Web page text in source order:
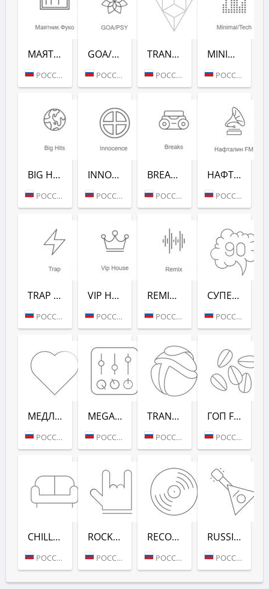
МАЯТНИК ФУКО (РАДИО РЕКОРД)
РОССИЯ (МОСКВА)
GOA/PSY (РАДИО РЕКОРД)
РОССИЯ (МОСКВА)
TRANCE CLASSICS (РАДИО РЕКОРД)
РОССИЯ (МОСКВА)
MINIMAL/TECH (РАДИО РЕКОРД)
РОССИЯ (МОСКВА)
BIG HITS (РАДИО РЕКОРД)
РОССИЯ (МОСКВА)
INNOCENCE (РАДИО РЕКОРД)
РОССИЯ (МОСКВА)
BREAKS (РАДИО РЕКОРД)
РОССИЯ (МОСКВА)
НАФТАЛИН FM (РАДИО РЕКОРД)
РОССИЯ (МОСКВА)
TRAP (РАДИО РЕКОРД)
РОССИЯ (МОСКВА)
VIP HOUSE (РАДИО РЕКОРД)
РОССИЯ (МОСКВА)
REMIX (РАДИО РЕКОРД)
РОССИЯ (МОСКВА)
СУПЕРДИСКОТЕКА 90-Х (РАДИО РЕКОРД)
РОССИЯ (МОСКВА)
МЕДЛЯК FM (РАДИО РЕКОРД)
РОССИЯ (МОСКВА)
MEGAMIX (РАДИО РЕКОРД)
РОССИЯ (МОСКВА)
TRANCEMISSION (РАДИО РЕКОРД)
РОССИЯ (МОСКВА)
ГОП FM (РАДИО РЕКОРД)
РОССИЯ (МОСКВА)
CHILL-OUT (РАДИО РЕКОРД)
РОССИЯ (МОСКВА)
ROCK (РАДИО РЕКОРД)
РОССИЯ (МОСКВА)
RECORD DEEP (РАДИО РЕКОРД)
РОССИЯ (МОСКВА)
RUSSIAN MIX (РАДИО РЕКОРД)
РОССИЯ (МОСКВА)